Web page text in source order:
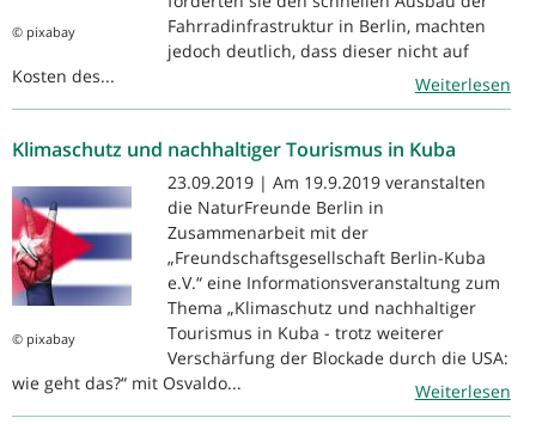
© pixabay
Fahrradinfrastruktur in Berlin, machten
jedoch deutlich, dass dieser nicht auf
Kosten des...
Weiterlesen
Klimaschutz und nachhaltiger Tourismus in Kuba
© pixabay
23.09.2019 | Am 19.9.2019 veranstalten
die NaturFreunde Berlin in
Zusammenarbeit mit der
„Freundschaftsgesellschaft Berlin-Kuba
e.V.“ eine Informationsveranstaltung zum
Thema „Klimaschutz und nachhaltiger
Tourismus in Kuba - trotz weiterer
Verschärfung der Blockade durch die USA:
wie geht das?“ mit Osvaldo...
Weiterlesen